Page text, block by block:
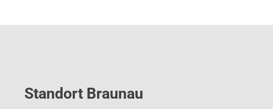
Standort Braunau